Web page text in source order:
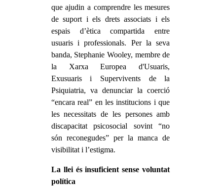
que ajudin a comprendre les mesures
de suport i els drets associats i els
espais d’ètica compartida entre
usuaris i professionals. Per la seva
banda, Stephanie Wooley, membre de
la Xarxa Europea d'Usuaris,
Exusuaris i Supervivents de la
Psiquiatria, va denunciar la coerció
“encara real” en les institucions i que
les necessitats de les persones amb
discapacitat psicosocial sovint “no
són reconegudes” per la manca de
visibilitat i l’estigma.
La llei és insuficient sense voluntat
política